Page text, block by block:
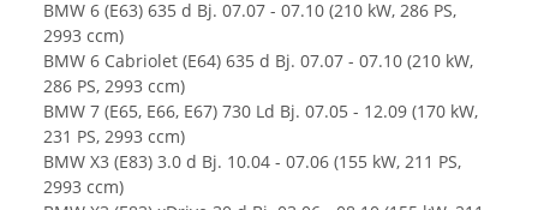
BMW 6 (E63) 635 d Bj. 07.07 - 07.10 (210 kW, 286 PS,
2993 ccm)
BMW 6 Cabriolet (E64) 635 d Bj. 07.07 - 07.10 (210 kW,
286 PS, 2993 ccm)
BMW 7 (E65, E66, E67) 730 Ld Bj. 07.05 - 12.09 (170 kW,
231 PS, 2993 ccm)
BMW X3 (E83) 3.0 d Bj. 10.04 - 07.06 (155 kW, 211 PS,
2993 ccm)